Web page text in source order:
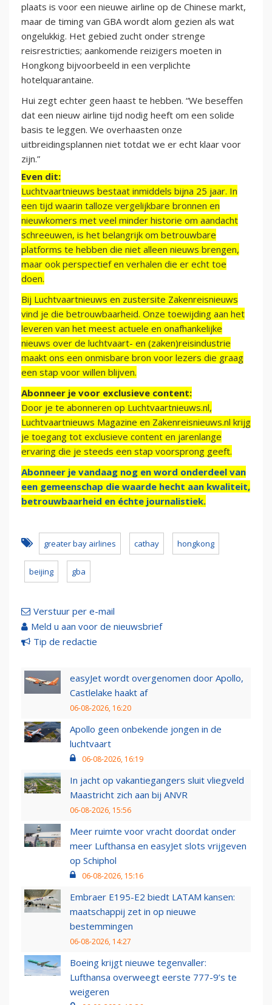
plaats is voor een nieuwe airline op de Chinese markt,
maar de timing van GBA wordt alom gezien als wat
ongelukkig. Het gebied zucht onder strenge
reisrestricties; aankomende reizigers moeten in
Hongkong bijvoorbeeld in een verplichte
hotelquarantaine.
Hui zegt echter geen haast te hebben. “We beseffen
dat een nieuw airline tijd nodig heeft om een solide
basis te leggen. We overhaasten onze
uitbreidingsplannen niet totdat we er echt klaar voor
zijn.”
Even dit:
Luchtvaartnieuws bestaat inmiddels bijna 25 jaar. In
een tijd waarin talloze vergelijkbare bronnen en
nieuwkomers met veel minder historie om aandacht
schreeuwen, is het belangrijk om betrouwbare
platforms te hebben die niet alleen nieuws brengen,
maar ook perspectief en verhalen die er echt toe
doen.
Bij Luchtvaartnieuws en zustersite Zakenreisnieuws
vind je die betrouwbaarheid. Onze toewijding aan het
leveren van het meest actuele en onafhankelijke
nieuws over de luchtvaart- en (zaken)reisindustrie
maakt ons een onmisbare bron voor lezers die graag
een stap voor willen blijven.
Abonneer je voor exclusieve content:
Door je te abonneren op Luchtvaartnieuws.nl,
Luchtvaartnieuws Magazine en Zakenreisnieuws.nl krijg
je toegang tot exclusieve content en jarenlange
ervaring die je steeds een stap voorsprong geeft.
Abonneer je vandaag nog en word onderdeel van
een gemeenschap die waarde hecht aan kwaliteit,
betrouwbaarheid en échte journalistiek.
greater bay airlines cathay hongkong
beijing gba
Verstuur per e-mail
Meld u aan voor de nieuwsbrief
Tip de redactie
easyJet wordt overgenomen door Apollo,
Castlelake haakt af
06-08-2026, 16:20
Apollo geen onbekende jongen in de
luchtvaart
06-08-2026, 16:19
In jacht op vakantiegangers sluit vliegveld
Maastricht zich aan bij ANVR
06-08-2026, 15:56
Meer ruimte voor vracht doordat onder
meer Lufthansa en easyJet slots vrijgeven
op Schiphol
06-08-2026, 15:16
Embraer E195-E2 biedt LATAM kansen:
maatschappij zet in op nieuwe
bestemmingen
06-08-2026, 14:27
Boeing krijgt nieuwe tegenvaller:
Lufthansa overweegt eerste 777-9’s te
weigeren